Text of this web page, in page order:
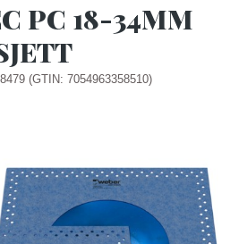
PC 18-34MM
(GTIN: 7054963358510)